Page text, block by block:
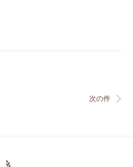
次の件